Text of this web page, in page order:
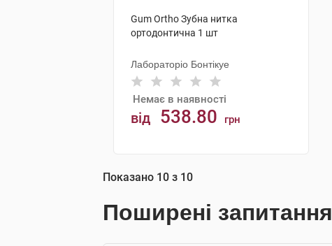
Gum Ortho Зубна нитка
ортодонтична 1 шт
Лабораторіо Бонтікуе
Немає в наявності
від 538.80 грн
АНАЛОГИ
Показано 10 з 10
Поширені запитання